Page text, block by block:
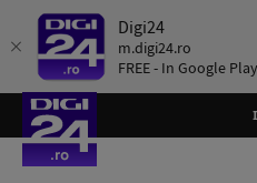
Digi24
m.digi24.ro
FREE - In Google Play